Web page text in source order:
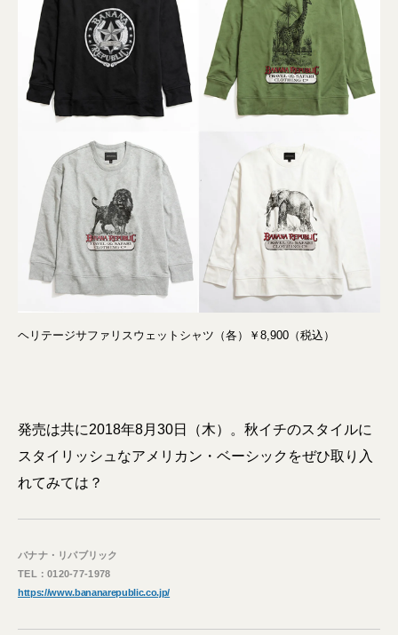
ヘリテージサファリスウェットシャツ（各）￥8,900（税込）
発売は共に2018年8月30日（木）。秋イチのスタイルに
スタイリッシュなアメリカン・ベーシックをぜひ取り入
れてみては？
バナナ・リパブリック
TEL：0120-77-1978
https://www.bananarepublic.co.jp/